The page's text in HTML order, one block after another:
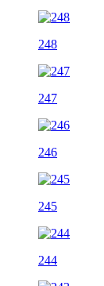
248
247
246
245
244